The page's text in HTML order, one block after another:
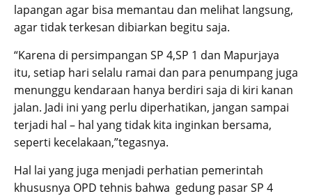
lapangan agar bisa memantau dan melihat langsung,
agar tidak terkesan dibiarkan begitu saja.
“Karena di persimpangan SP 4,SP 1 dan Mapurjaya
itu, setiap hari selalu ramai dan para penumpang juga
menunggu kendaraan hanya berdiri saja di kiri kanan
jalan. Jadi ini yang perlu diperhatikan, jangan sampai
terjadi hal – hal yang tidak kita inginkan bersama,
seperti kecelakaan,”tegasnya.
Hal lai yang juga menjadi perhatian pemerintah
khususnya OPD tehnis bahwa gedung pasar SP 4